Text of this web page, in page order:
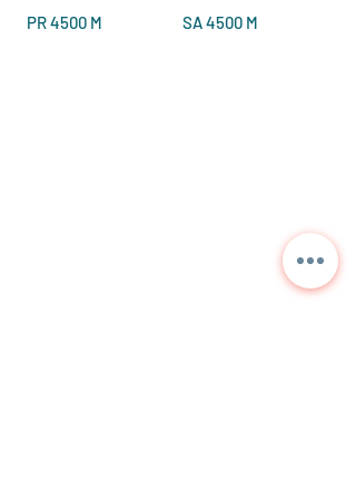
PR 4500 M SA 4500 M